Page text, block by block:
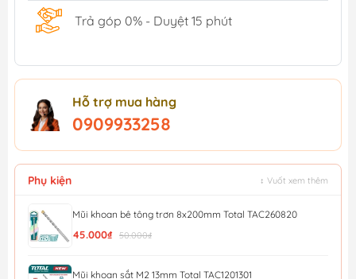
Trả góp 0% - Duyệt 15 phút
Hỗ trợ mua hàng
0909933258
Phụ kiện ↕ Vuốt xem thêm
Mũi khoan bê tông trơn 8x200mm Total TAC260820
45.000₫ 50.000₫
Mũi khoan sắt M2 13mm Total TAC1201301